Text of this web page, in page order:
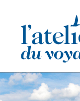
Panneau de